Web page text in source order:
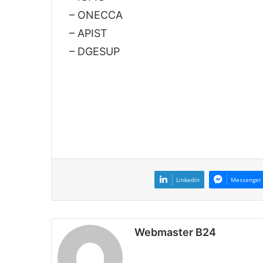
– ONECCA
– APIST
– DGESUP
Linkedin Messenger
Webmaster B24